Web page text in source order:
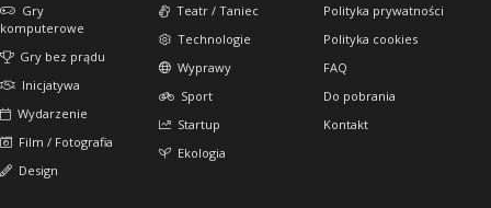
Gry
komputerowe
Gry bez prądu
Inicjatywa
Wydarzenie
Film / Fotografia
Design
Teatr / Taniec
Technologie
Wyprawy
Sport
Startup
Ekologia
Polityka prywatności
Polityka cookies
FAQ
Do pobrania
Kontakt